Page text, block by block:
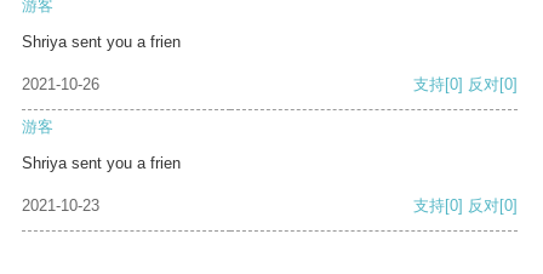
游客
Shriya sent you a frien
2021-10-26 支持[0] 反对[0]
游客
Shriya sent you a frien
2021-10-23 支持[0] 反对[0]